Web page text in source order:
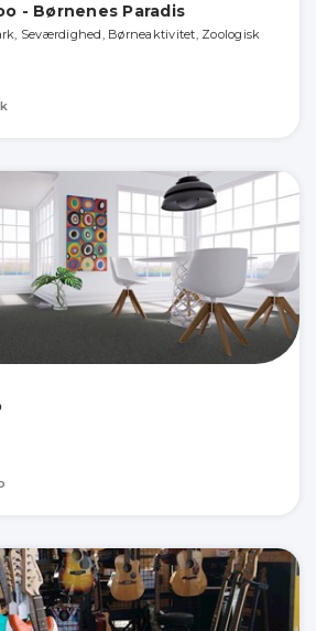
- Børnenes Paradis
Seværdighed, Børneaktivitet, Zoologisk